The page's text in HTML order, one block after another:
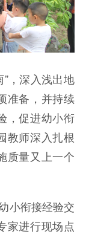
，深入浅出地
准备，并持续
，促进幼小衔
教师深入扎根
质量又上一个
小衔接经验交
家进行现场点